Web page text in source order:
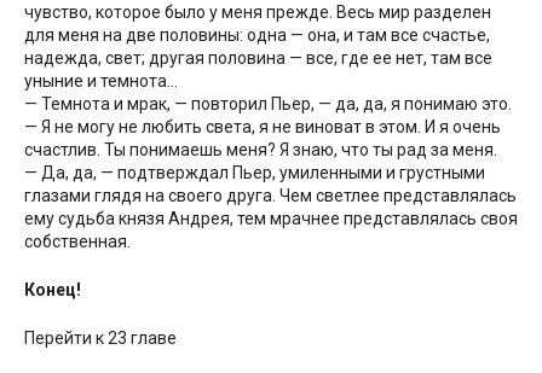
чувство, которое было у меня прежде. Весь мир разделен
для меня на две половины: одна — она, и там все счастье,
надежда, свет; другая половина — все, где ее нет, там все
уныние и темнота…
— Темнота и мрак, — повторил Пьер, — да, да, я понимаю это.
— Я не могу не любить света, я не виноват в этом. И я очень
счастлив. Ты понимаешь меня? Я знаю, что ты рад за меня.
— Да, да, — подтверждал Пьер, умиленными и грустными
глазами глядя на своего друга. Чем светлее представлялась
ему судьба князя Андрея, тем мрачнее представлялась своя
собственная.
Конец!
Перейти к 23 главе